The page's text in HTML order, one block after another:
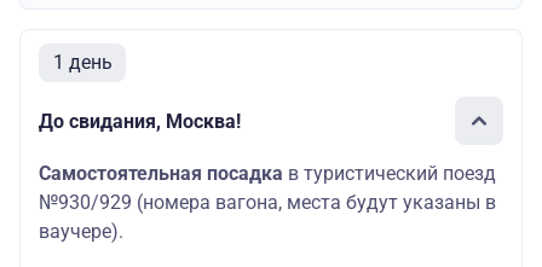
1 день
До свидания, Москва!
Самостоятельная посадка в туристический поезд
№930/929 (номера вагона, места будут указаны в
ваучере).